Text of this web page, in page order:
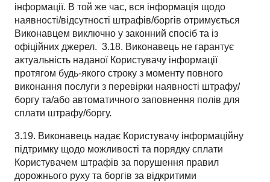
інформації. В той же час, вся інформація щодо
наявності/відсутності штрафів/боргів отримується
Виконавцем виключно у законний спосіб та із
офіційних джерел. 3.18. Виконавець не гарантує
актуальність наданої Користувачу інформації
протягом будь-якого строку з моменту повного
виконання послуги з перевірки наявності штрафу/
боргу та/або автоматичного заповнення полів для
сплати штрафу/боргу.
3.19. Виконавець надає Користувачу інформаційну
підтримку щодо можливості та порядку сплати
Користувачем штрафів за порушення правил
дорожнього руху та боргів за відкритими